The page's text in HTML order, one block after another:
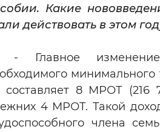
Какие
действовать в этом
- Главное
минимального
составляет 8 МРОТ (216
4 МРОТ. Такой
члена